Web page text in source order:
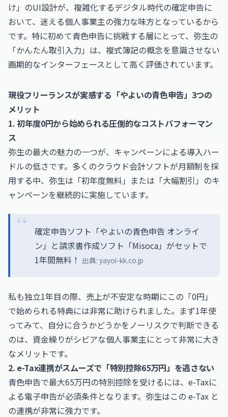
け」のUI設計が、複雑化するデジタル時代の確定申告に
おいて、迷える個人事業主の強力な味方となっているから
です。特に初めて青色申告に挑戦する層にとって、弥生の
「かんたん取引入力」は、複式簿記の概念を意識させない
画期的なインターフェースとして高く評価されています。
現役フリーランスが実感する「やよいの青色申告」3つの
メリット
1. 初年度0円から始められる圧倒的なコストパフォーマン
ス
弥生の最大の魅力の一つが、キャンペーンによる導入ハー
ドルの低さです。多くのクラウド会計ソフトが月額制を採
用する中、弥生は「初年度無料」または「大幅割引」のキ
ャンペーンを継続的に実施しています。
確定申告ソフト「やよいの青色申告 オンライ
ン」と請求書作成ソフト「Misoca」がセットで
1年間無料！ 出典: yayoi-kk.co.jp
私も独立1年目の際、売上が不安定な時期にこの「0円」
で始められる特典には非常に助けられました。まず1年使
ってみて、自分に合うかどうかをノーリスクで判断できる
のは、資金繰りがシビアな個人事業主にとって非常に大き
なメリットです。
2. e-Tax連携がスムーズで「特別控除65万円」を逃さない
青色申告で最大65万円の特別控除を受けるには、e-Taxに
よる電子申告が必須条件となります。弥生はこの e-Tax と
の連携が非常に強力です。